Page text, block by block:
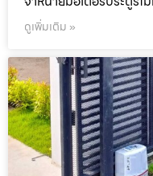
ดูเพิ่มเติม »